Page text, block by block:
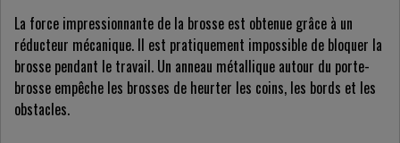
La force impressionnante de la brosse est obtenue grâce à un
réducteur mécanique. Il est pratiquement impossible de bloquer la
brosse pendant le travail. Un anneau métallique autour du porte-
brosse empêche les brosses de heurter les coins, les bords et les
obstacles.